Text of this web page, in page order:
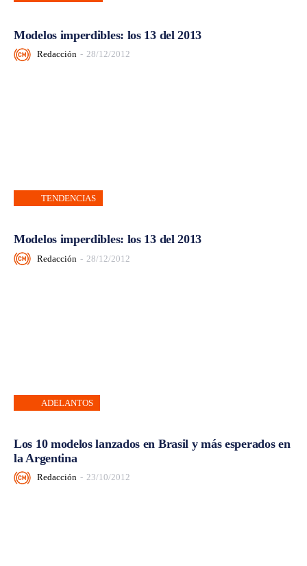
Modelos imperdibles: los 13 del 2013
Redacción - 28/12/2012
TENDENCIAS
Modelos imperdibles: los 13 del 2013
Redacción - 28/12/2012
ADELANTOS
Los 10 modelos lanzados en Brasil y más esperados en
la Argentina
Redacción - 23/10/2012